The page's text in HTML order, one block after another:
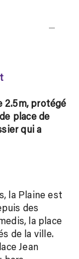
2.5m, protégé
place de
qui a
la Plaine est
des
la place
de la ville.
Jean